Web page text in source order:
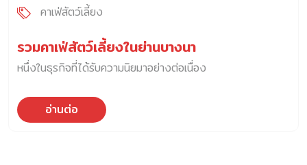
คาเฟ่สัตว์เลี้ยง
รวมคาเฟ่สัตว์เลี้ยงในย่านบางนา
หนึ่งในธุรกิจที่ได้รับความนิยมาอย่างต่อเนื่อง
อ่านต่อ